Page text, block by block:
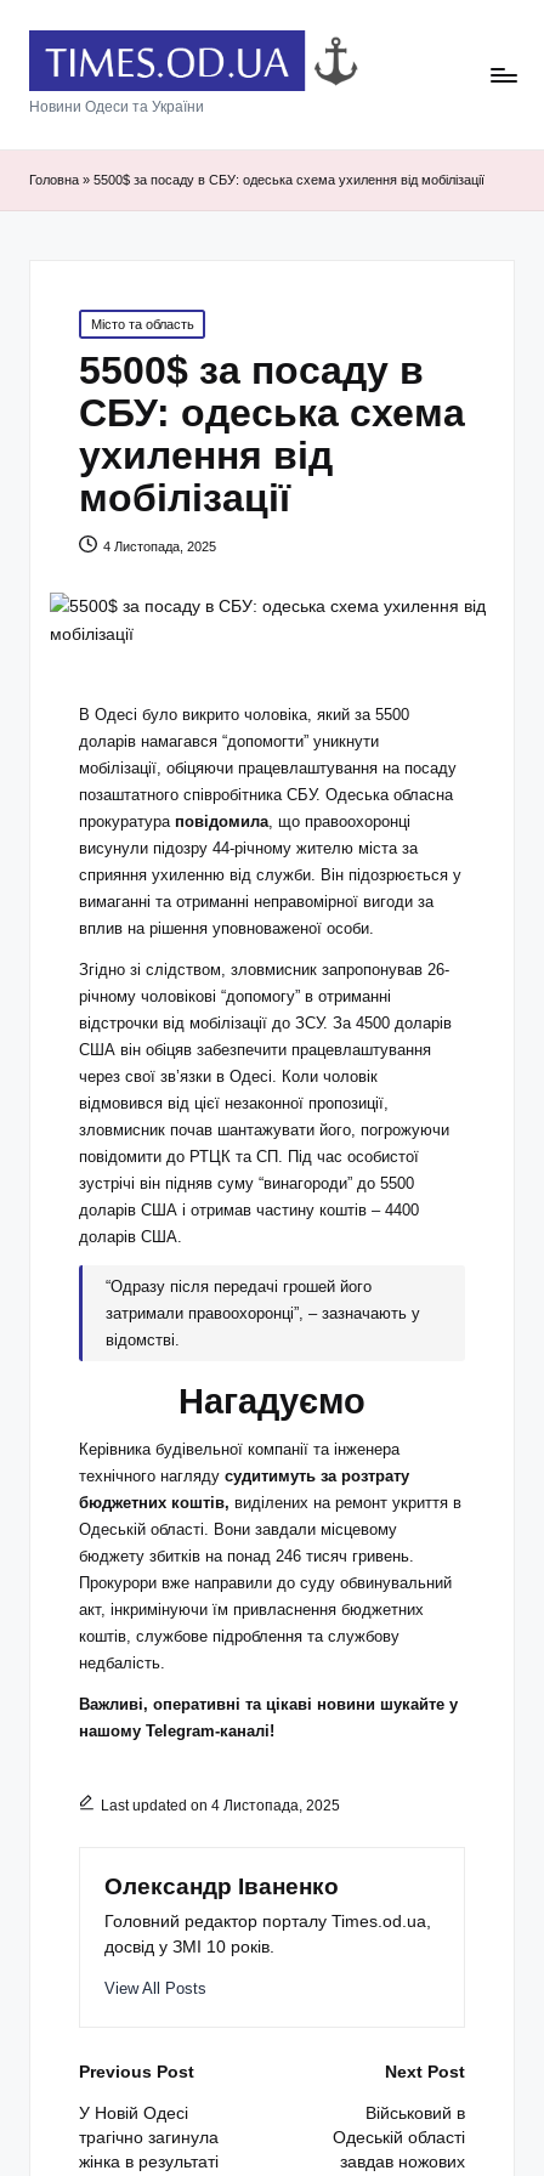
Новини Одеси та України
Головна » 5500$ за посаду в СБУ: одеська схема ухилення від мобілізації
Posted
in
Місто та область
5500$ за посаду в
СБУ: одеська схема
ухилення від
мобілізації
4 Листопада, 2025
В Одесі було викрито чоловіка, який за 5500
доларів намагався “допомогти” уникнути
мобілізації, обіцяючи працевлаштування на посаду
позаштатного співробітника СБУ. Одеська обласна
прокуратура повідомила, що правоохоронці
висунули підозру 44-річному жителю міста за
сприяння ухиленню від служби. Він підозрюється у
вимаганні та отриманні неправомірної вигоди за
вплив на рішення уповноваженої особи.
Згідно зі слідством, зловмисник запропонував 26-
річному чоловікові “допомогу” в отриманні
відстрочки від мобілізації до ЗСУ. За 4500 доларів
США він обіцяв забезпечити працевлаштування
через свої зв’язки в Одесі. Коли чоловік
відмовився від цієї незаконної пропозиції,
зловмисник почав шантажувати його, погрожуючи
повідомити до РТЦК та СП. Під час особистої
зустрічі він підняв суму “винагороди” до 5500
доларів США і отримав частину коштів – 4400
доларів США.
“Одразу після передачі грошей його
затримали правоохоронці”, – зазначають у
відомстві.
Нагадуємо
Керівника будівельної компанії та інженера
технічного нагляду судитимуть за розтрату
бюджетних коштів, виділених на ремонт укриття в
Одеській області. Вони завдали місцевому
бюджету збитків на понад 246 тисяч гривень.
Прокурори вже направили до суду обвинувальний
акт, інкримінуючи їм привласнення бюджетних
коштів, службове підроблення та службову
недбалість.
Важливі, оперативні та цікаві новини шукайте у
нашому Telegram-каналі!
Last updated on 4 Листопада, 2025
Олександр Іваненко
Головний редактор порталу Times.od.ua,
досвід у ЗМІ 10 років.
View All Posts
Post
navigation
Previous Post
У Новій Одесі
трагічно загинула
жінка в результаті
Next Post
Військовий в
Одеській області
завдав ножових